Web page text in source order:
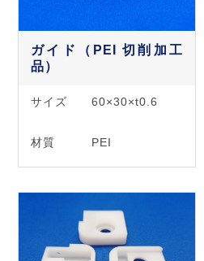
ガイド（PEI 切削加工
品）
サイズ 60×30×t0.6
材質 PEI